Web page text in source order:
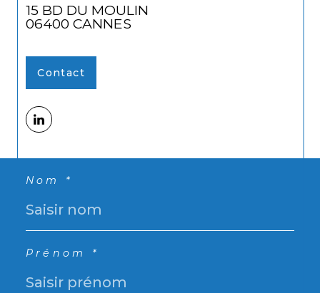
Nom *
Prénom *
15 BD DU MOULIN
06400 CANNES
Contact